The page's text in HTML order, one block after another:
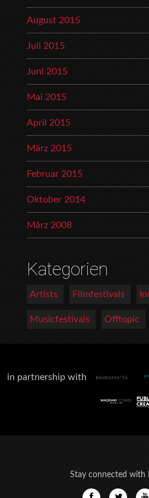
August 2015
Juli 2015
Juni 2015
Mai 2015
April 2015
März 2015
Februar 2015
Oktober 2014
März 2008
Kategorien
Artists Filmfestivals
Musicfestivals Offtopic
in partnership with
Stay connected with